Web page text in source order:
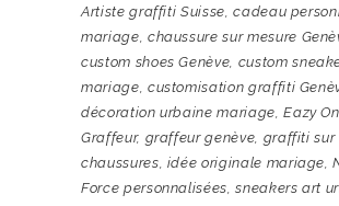
Artiste graffiti Suisse,cadeau
mariage, chaussure sur mesure
custom shoes Genève, custom
mariage, customisation graffiti
décoration urbaine mariage,Eazy
Graffeur, graffeur genève, graffiti sur
chaussures, idée originale mariage,
Force personnalisées,sneakers art